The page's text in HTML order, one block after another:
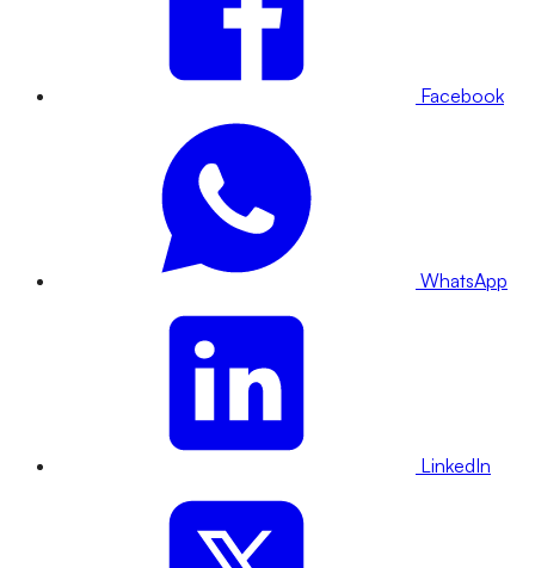
Facebook
WhatsApp
LinkedIn